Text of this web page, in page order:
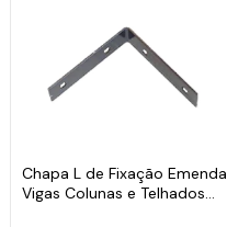
Chapa L de Fixação Emenda
Vigas Colunas e Telhados